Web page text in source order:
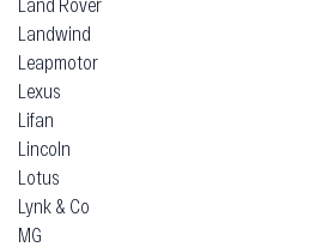
Landwind
Leapmotor
Lexus
Lifan
Lincoln
Lotus
Lynk & Co
MG